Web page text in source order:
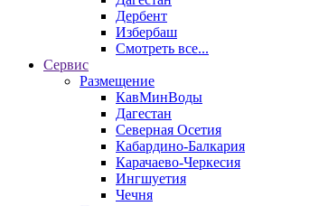
Дербент
Избербаш
Смотреть все...
Сервис
Размещение
КавМинВоды
Дагестан
Северная Осетия
Кабардино-Балкария
Карачаево-Черкесия
Ингшуетия
Чечня